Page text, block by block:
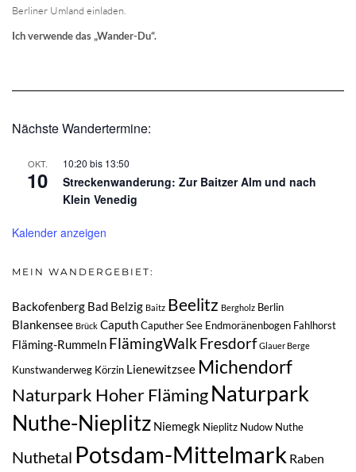
Berliner Umland einladen.
Ich verwende das „Wander-Du“.
Nächste Wandertermine:
OKT.
10
10:20 bis 13:50
Streckenwanderung: Zur Baitzer Alm und nach
Klein Venedig
Kalender anzeigen
MEIN WANDERGEBIET:
Backofenberg Bad Belzig Baitz Beelitz Bergholz Berlin
Blankensee Brück CaputhCaputher See Endmoränenbogen Fahlhorst
Fläming-Rummeln FlämingWalkFresdorf Glauer Berge
Kunstwanderweg Körzin Lienewitzsee Michendorf
Naturpark Hoher FlämingNaturpark
Nuthe-Nieplitz Niemegk Nieplitz Nudow Nuthe
Nuthetal Potsdam-Mittelmark Raben